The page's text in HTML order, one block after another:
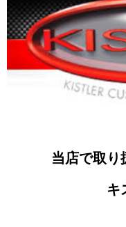
当店で取り
キ